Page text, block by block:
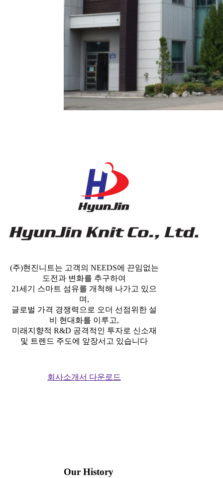
(주)현진니트는 고객의 NEEDS에 끈임없는
도전과 변화를 추구하여
21세기 스마트 섬유를 개척해 나가고 있으
며,
글로벌 가격 경쟁력으로 오더 선점위한 설
비 현대화를 이루고,
미래지향적 R&D 공격적인 투자로 신소재
및 트렌드 주도에 앞장서고 있습니다
회사소개서 다운로드
Our History